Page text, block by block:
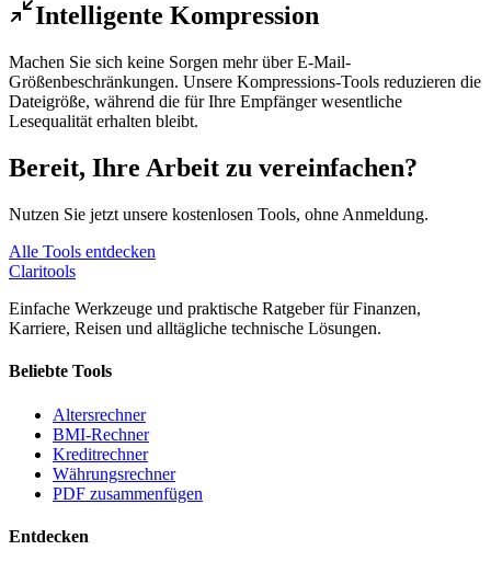
Intelligente Kompression
Machen Sie sich keine Sorgen mehr über E-Mail-
Größenbeschränkungen. Unsere Kompressions-Tools reduzieren die
Dateigröße, während die für Ihre Empfänger wesentliche
Lesequalität erhalten bleibt.
Bereit, Ihre Arbeit zu vereinfachen?
Nutzen Sie jetzt unsere kostenlosen Tools, ohne Anmeldung.
Alle Tools entdecken
Claritools
Einfache Werkzeuge und praktische Ratgeber für Finanzen,
Karriere, Reisen und alltägliche technische Lösungen.
Beliebte Tools
Altersrechner
BMI-Rechner
Kreditrechner
Währungsrechner
PDF zusammenfügen
Entdecken